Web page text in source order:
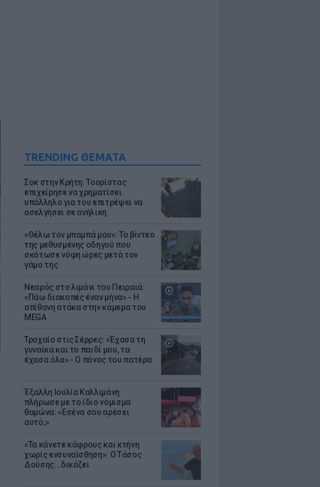
TRENDING ΘΕΜΑΤΑ
Σοκ στην Κρήτη: Τουρίστας
επιχείρησε να χρηματίσει
υπάλληλο για του επιτρέψει να
ασελγήσει σε ανήλικη
«Θέλω τον μπαμπά μου»: Το βίντεο
της μεθυσμένης οδηγού που
σκότωσε νύφη ώρες μετά τον
γάμο της
Νεαρός στο λιμάνι του Πειραιά:
«Πάω διακοπές έναν μήνα» - Η
απίθανη ατάκα στην κάμερα του
MEGA
Τροχαίο στις Σέρρες: «Έχασα τη
γυναίκα και το παιδί μου, τα
έχασα όλα» - Ο πόνος του πατέρα
Έξαλλη Ιουλία Καλλιμάνη
πλήρωσε με το ίδιο νόμισμα
θαμώνα: «Εσένα σου αρέσει
αυτό;»
«Τα κάνετε κάφρους και κτήνη
χωρίς ενσυναίσθηση»: Ο Τάσος
Δούσης...δικάζει